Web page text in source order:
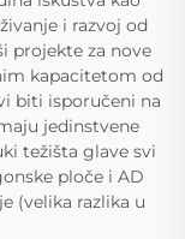
i razvoj od
projekte za nove
kapacitetom od
biti isporučeni na
jedinstvene
težišta glave svi
ploče i AD
(velika razlika u